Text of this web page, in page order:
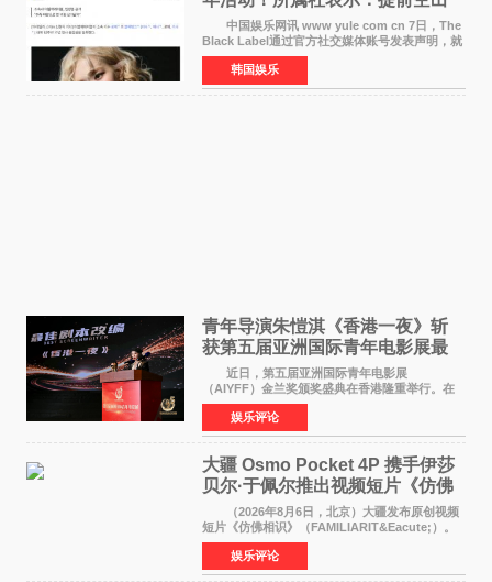
了时间
中国娱乐网讯 www yule com cn 7日，The
Black Label通过官方社交媒体账号发表声明，就
近期网络上关于ROS&Eacute;个人行程及是否参
加BLACKPINK出道纪念活动的种种猜测作出正
式回应。 Th
韩国娱乐
青年导演朱愷淇《香港一夜》斩
获第五届亚洲国际青年电影展最
佳剧本改编奖
近日，第五届亚洲国际青年电影展
（AIYFF）金兰奖颁奖盛典在香港隆重举行。在
这场汇聚数百位海内外电影人、文化界人士及媒
体代表的亚洲青年影视盛会上，香港本土电影
《香港一夜》（Dawn in Ho
娱乐评论
大疆 Osmo Pocket 4P 携手伊莎
贝尔·于佩尔推出视频短片《仿佛
相识》
（2026年8月6日，北京）大疆发布原创视频
短片《仿佛相识》（FAMILIARIT&Eacute;）。
视频短片由戛纳国际电影节最佳女演员伊莎贝尔·
于佩尔（Isabelle Huppert）主演，全程使用大
疆首款双主摄口
娱乐评论